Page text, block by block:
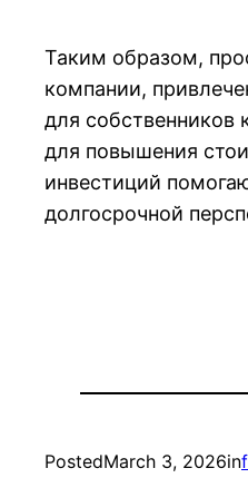
Таким образом,
компании,
для собственников
для повышения
инвестиций
долгосрочной
PostedMarch 3, 2026in